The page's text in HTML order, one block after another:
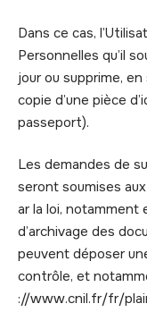
Dans ce cas,
Personnelles qu’il
jour ou supprime,
copie d’une pièce
passeport).
Les demandes de
seront soumises
ar la loi, notamment
d’archivage des
peuvent déposer
contrôle, et
://www.cnil.fr/fr/